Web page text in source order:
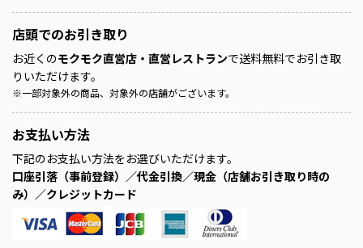
店頭でのお引き取り
お近くのモクモク直営店・直営レストランで送料無料でお引き取
りいただけます。
※一部対象外の商品、対象外の店舗がございます。
お支払い方法
下記のお支払い方法をお選びいただけます。
口座引落（事前登録）／代金引換／現金（店舗お引き取り時の
み）／クレジットカード